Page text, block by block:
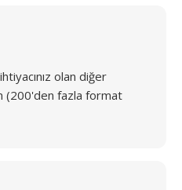
olan diğer
(200'den fazla format